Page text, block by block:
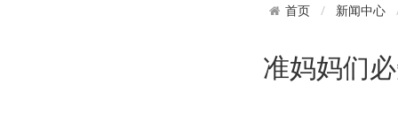
首页 新闻中心
准妈妈们